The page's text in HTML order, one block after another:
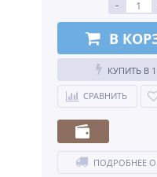
-
В
КУПИТЬ В
СРАВНИТЬ
ПОДРОБНЕЕ О